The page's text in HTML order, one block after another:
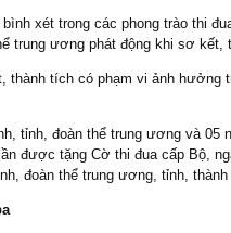
xét trong các phong trào thi
trung ương phát động khi sơ kết,
tích có phạm vi ảnh hưởng
tỉnh, đoàn thể trung ương và 05
được tặng Cờ thi đua cấp Bộ,
đoàn thể trung ương, tỉnh,